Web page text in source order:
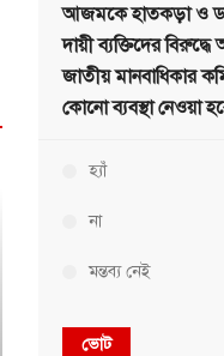
আজমকে হাতকড়া ও
দায়ী ব্যক্তিদের
জাতীয় মানবাধিকার
কোনো ব্যবস্থা নেওয়া
হ্যাঁ
না
মন্তব্য নেই
ভোট